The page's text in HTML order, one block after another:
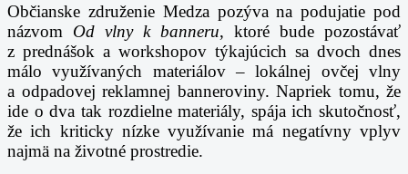
Občianske združenie Medza pozýva na podujatie pod
názvom Od vlny k banneru, ktoré bude pozostávať
z prednášok a workshopov týkajúcich sa dvoch dnes
málo využívaných materiálov – lokálnej ovčej vlny
a odpadovej reklamnej banneroviny. Napriek tomu, že
ide o dva tak rozdielne materiály, spája ich skutočnosť,
že ich kriticky nízke využívanie má negatívny vplyv
najmä na životné prostredie.